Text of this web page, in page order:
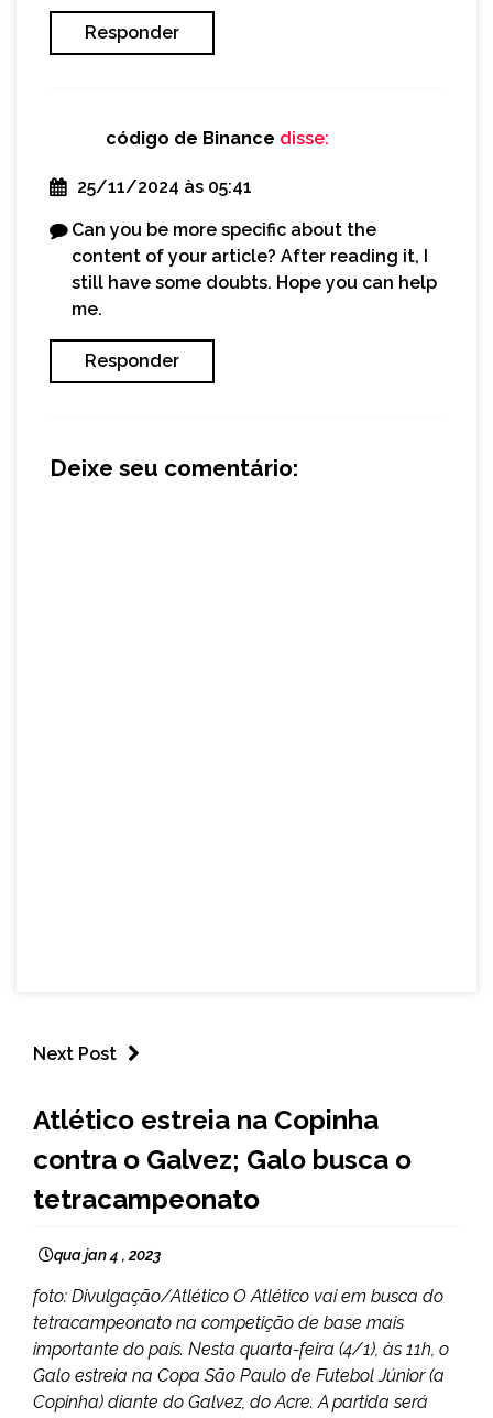
Responder
código de Binance disse:
25/11/2024 às 05:41
Can you be more specific about the
content of your article? After reading it, I
still have some doubts. Hope you can help
me.
Responder
Deixe seu comentário:
Next Post
Atlético estreia na Copinha
contra o Galvez; Galo busca o
tetracampeonato
qua jan 4 , 2023
foto: Divulgação/Atlético O Atlético vai em busca do
tetracampeonato na competição de base mais
importante do país. Nesta quarta-feira (4/1), às 11h, o
Galo estreia na Copa São Paulo de Futebol Júnior (a
Copinha) diante do Galvez, do Acre. A partida será